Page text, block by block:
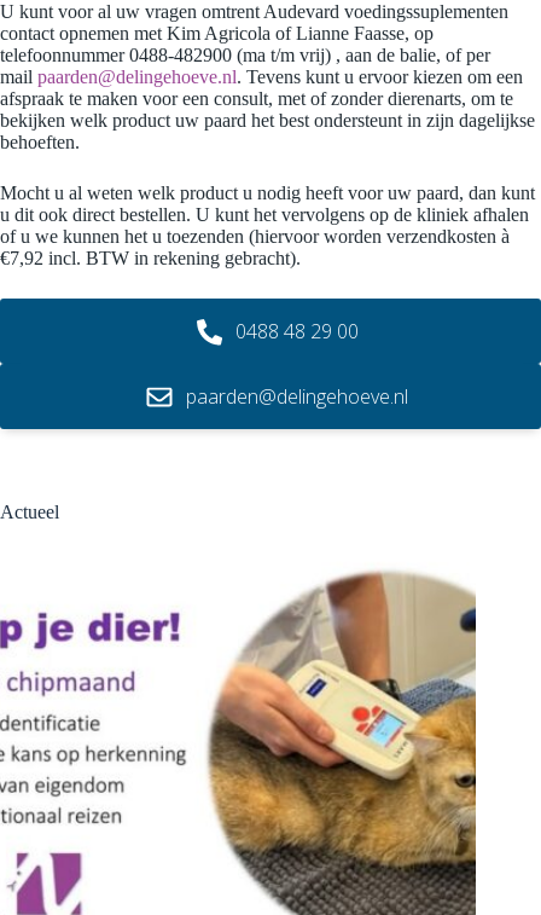
U kunt voor al uw vragen omtrent Audevard voedingssuplementen
contact opnemen met Kim Agricola of Lianne Faasse, op
telefoonnummer 0488-482900 (ma t/m vrij) , aan de balie, of per
mail paarden@delingehoeve.nl. Tevens kunt u ervoor kiezen om een
afspraak te maken voor een consult, met of zonder dierenarts, om te
bekijken welk product uw paard het best ondersteunt in zijn dagelijkse
behoeften.
Mocht u al weten welk product u nodig heeft voor uw paard, dan kunt
u dit ook direct bestellen. U kunt het vervolgens op de kliniek afhalen
of u we kunnen het u toezenden (hiervoor worden verzendkosten à
€7,92 incl. BTW in rekening gebracht).
0488 48 29 00
paarden@delingehoeve.nl
Actueel